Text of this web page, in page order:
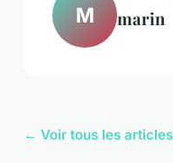
M marin
← Voir tous les